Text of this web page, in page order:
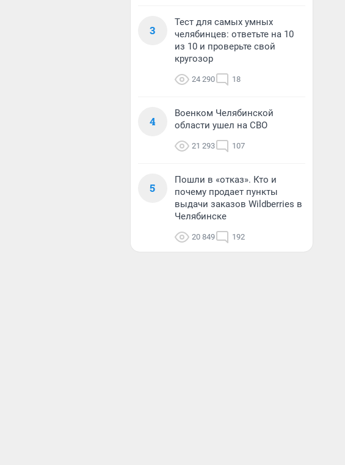
3
Тест для самых умных
челябинцев: ответьте на 10
из 10 и проверьте свой
кругозор
24 290 18
4
Военком Челябинской
области ушел на СВО
21 293 107
5
Пошли в «отказ». Кто и
почему продает пункты
выдачи заказов Wildberries в
Челябинске
20 849 192